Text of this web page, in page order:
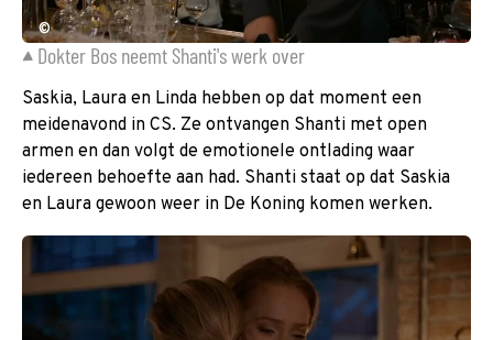
©
Dokter Bos neemt Shanti's werk over
Saskia, Laura en Linda hebben op dat moment een
meidenavond in CS. Ze ontvangen Shanti met open
armen en dan volgt de emotionele ontlading waar
iedereen behoefte aan had. Shanti staat op dat Saskia
en Laura gewoon weer in De Koning komen werken.